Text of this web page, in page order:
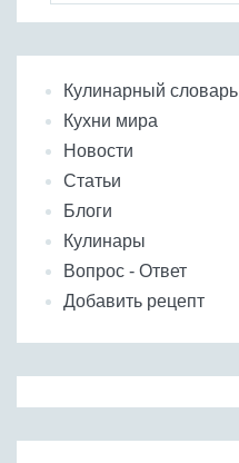
Кулинарный словарь
Кухни мира
Новости
Статьи
Блоги
Кулинары
Вопрос - Ответ
Добавить рецепт